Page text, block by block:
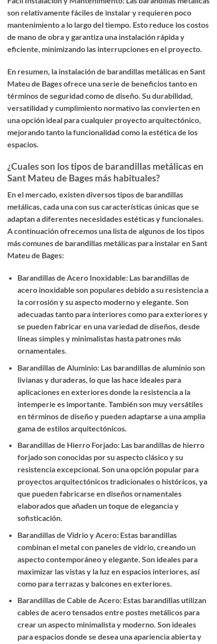
son relativamente fáciles de instalar y requieren poco
mantenimiento a lo largo del tiempo. Esto reduce los costos
de mano de obra y garantiza una instalación rápida y
eficiente, minimizando las interrupciones en el proyecto.
En resumen, la instalación de barandillas metálicas en Sant
Mateu de Bages ofrece una serie de beneficios tanto en
términos de seguridad como de diseño. Su durabilidad,
versatilidad y cumplimiento normativo las convierten en
una opción ideal para cualquier proyecto arquitectónico,
mejorando tanto la funcionalidad como la estética de los
espacios.
¿Cuales son los tipos de barandillas metálicas en
Sant Mateu de Bages más habituales?
En el mercado, existen diversos tipos de barandillas
metálicas, cada una con sus características únicas que se
adaptan a diferentes necesidades estéticas y funcionales.
A continuación ofrecemos una lista de algunos de los tipos
más comunes de barandillas metálicas para instalar en Sant
Mateu de Bages:
Barandillas de Acero Inoxidable: Las barandillas de
acero inoxidable son populares debido a su resistencia a
la corrosión y su aspecto moderno y elegante. Son
adecuadas tanto para interiores como para exteriores y
se pueden fabricar en una variedad de diseños, desde
líneas simples y minimalistas hasta patrones más
ornamentales.
Barandillas de Aluminio: Las barandillas de aluminio son
livianas y duraderas, lo que las hace ideales para
aplicaciones en exteriores donde la resistencia a la
intemperie es importante. También son muy versátiles
en términos de diseño y pueden adaptarse a una amplia
gama de estilos arquitectónicos.
Barandillas de Hierro Forjado: Las barandillas de hierro
forjado son conocidas por su aspecto clásico y su
resistencia excepcional. Son una opción popular para
proyectos arquitectónicos tradicionales o históricos, ya
que pueden fabricarse en diseños ornamentales
elaborados que añaden un toque de elegancia y
sofisticación.
Barandillas de Vidrio y Acero: Estas barandillas
combinan el metal con paneles de vidrio, creando un
aspecto contemporáneo y elegante. Son ideales para
maximizar las vistas y la luz en espacios interiores, así
como para terrazas y balcones en exteriores.
Barandillas de Cable de Acero: Estas barandillas utilizan
cables de acero tensados entre postes metálicos para
crear un aspecto minimalista y moderno. Son ideales
para espacios donde se desea una apariencia abierta y